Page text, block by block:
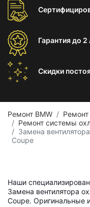
Гарантиядо 2
Скидки
Ремонт BMW
Ремонт
Ремонт системы
Замена
Coupe
Наши
Замена вентилятора
Coupe. Оригинальные